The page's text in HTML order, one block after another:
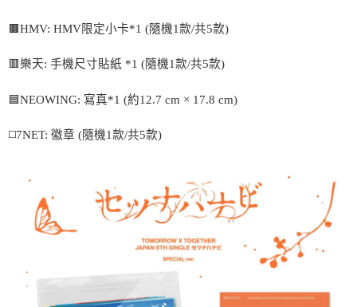
１．於結帳方式選擇「AFTEE先享後付」後，將跳轉至「AFTEE先享後付」
結帳頁面，進行簡訊認證並確認金額後，即可完成結帳。
３．收到繳費通知簡訊後14天內，點擊此簡訊中的連結，可透過四大超商／
※ 請注意：結帳手續完成當下不需立刻繳費，但若您需要取消訂單，請聯絡
※ 交易是否成功請以「AFTEE先享後付 」之結帳頁面顯示為準，若有關於
【注意事項】
１．透過由恩沛科技股份有限公司提供之「AFTEE先享後付」服務完成之交
易，需依本服務之必要範圍內提供個人資料，並將交易相關給付款項請求債
權轉讓予恩沛科技股份有限公司。
２．關於個人資料處理事宜，請瀏覽以下網址：
３．未成年的使用者請事先徵得法定代理人或監護人之同意方可使用
「AFTEE先享後付」，若未經同意申辦者引起之損失，本公司不負相關責
付款後全家取貨
每筆NT$60，滿NT$1,599(含以上)免運費
每筆NT$60，滿NT$1,599(含以上)免運費
付款後7-11取貨
每筆NT$90
🟫HMV: HMV限定小卡*1 (隨機1款/共5款)
🟥樂天: 手機尺寸貼紙 *1 (隨機1款/共5款)
🟦NEOWING: 寫真*1 (約12.7 cm × 17.8 cm)
◻️7NET: 徽章 (隨機1款/共5款)